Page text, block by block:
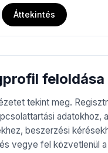
Áttekintés
feloldása
tekint meg.
adatokhoz,
beszerzési
vegye fel közvetlenül a